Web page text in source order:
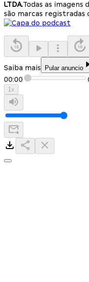
LTDA.Todas as imagens
são marcas
Saiba mais Pular anuncio
00:00
1x